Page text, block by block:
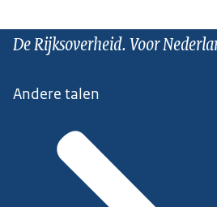
De Rijksoverheid. Voor
Andere talen